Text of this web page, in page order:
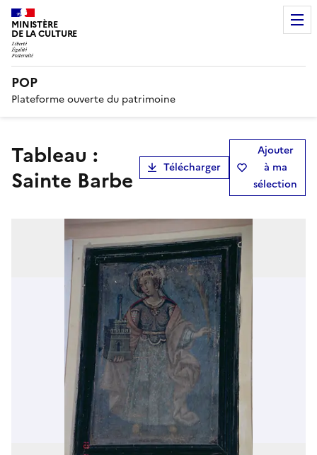
MINISTÈRE
DE LA CULTURE
POP
Plateforme ouverte du patrimoine
tableau :
Sainte Barbe
Télécharger
Ajouter
à ma
sélection